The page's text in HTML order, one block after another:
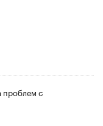
проблем с